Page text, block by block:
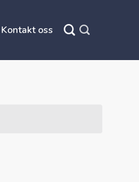
Kontakt oss